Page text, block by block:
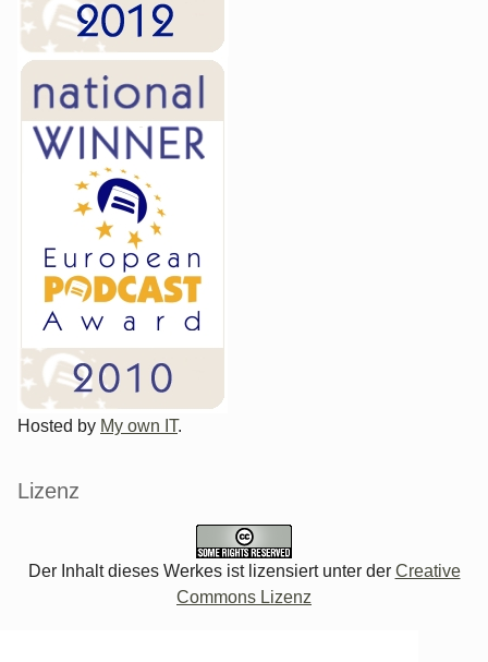
Hosted by My own IT.
Lizenz
Der Inhalt dieses Werkes ist lizensiert unter der Creative
Commons Lizenz